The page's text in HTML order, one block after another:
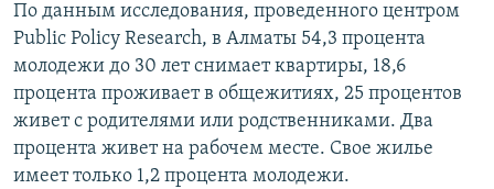
По данным исследования, проведенного центром
Public Policy Research, в Алматы 54,3 процента
молодежи до 30 лет снимает квартиры, 18,6
процента проживает в общежитиях, 25 процентов
живет с родителями или родственниками. Два
процента живет на рабочем месте. Свое жилье
имеет только 1,2 процента молодежи.